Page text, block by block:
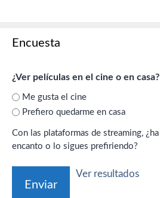
Encuesta
¿Ver películas en el cine o en casa?
Me gusta el cine
Prefiero quedarme en casa
Con las plataformas de streaming, ¿ha perdido el cine su
encanto o lo sigues prefiriendo?
Ver resultados